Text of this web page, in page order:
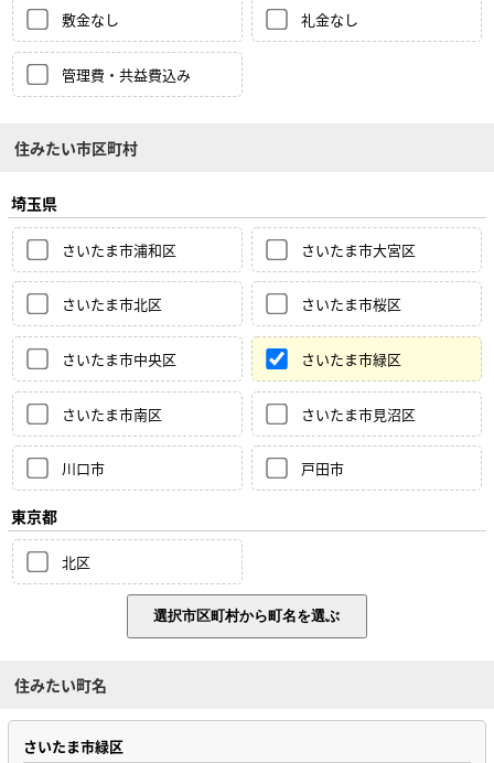
敷金なし 礼金なし
管理費・共益費込み
住みたい市区町村
埼玉県
さいたま市浦和区 さいたま市大宮区
さいたま市北区 さいたま市桜区
さいたま市中央区 さいたま市緑区
さいたま市南区 さいたま市見沼区
川口市 戸田市
東京都
北区
住みたい町名
さいたま市緑区